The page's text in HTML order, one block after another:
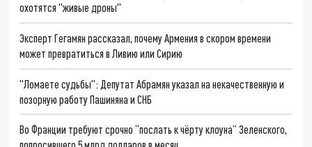
охотятся "живые дроны"
Эксперт Гегамян рассказал, почему Армения в скором времени
может превратиться в Ливию или Сирию
"Ломаете судьбы": Депутат Абрамян указал на некачественную и
позорную работу Пашиняна и СНБ
Во Франции требуют срочно “послать к чёрту клоуна” Зеленского,